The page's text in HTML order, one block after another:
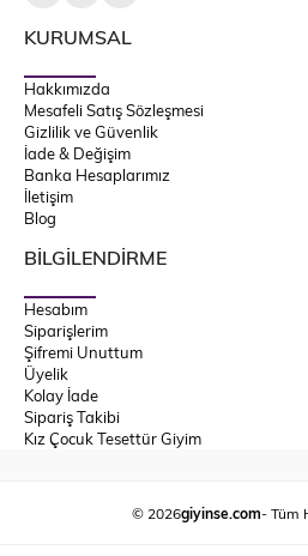
KURUMSAL
Hakkımızda
Mesafeli Satış Sözleşmesi
Gizlilik ve Güvenlik
İade & Değişim
Banka Hesaplarımız
İletişim
Blog
BİLGİLENDİRME
Hesabım
Siparişlerim
Şifremi Unuttum
Üyelik
Kolay İade
Sipariş Takibi
Kız Çocuk Tesettür Giyim
© 2026giyinse.com- Tüm